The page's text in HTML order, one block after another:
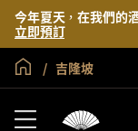
今年夏天，在我們的
立即預訂
全球首頁
吉隆坡